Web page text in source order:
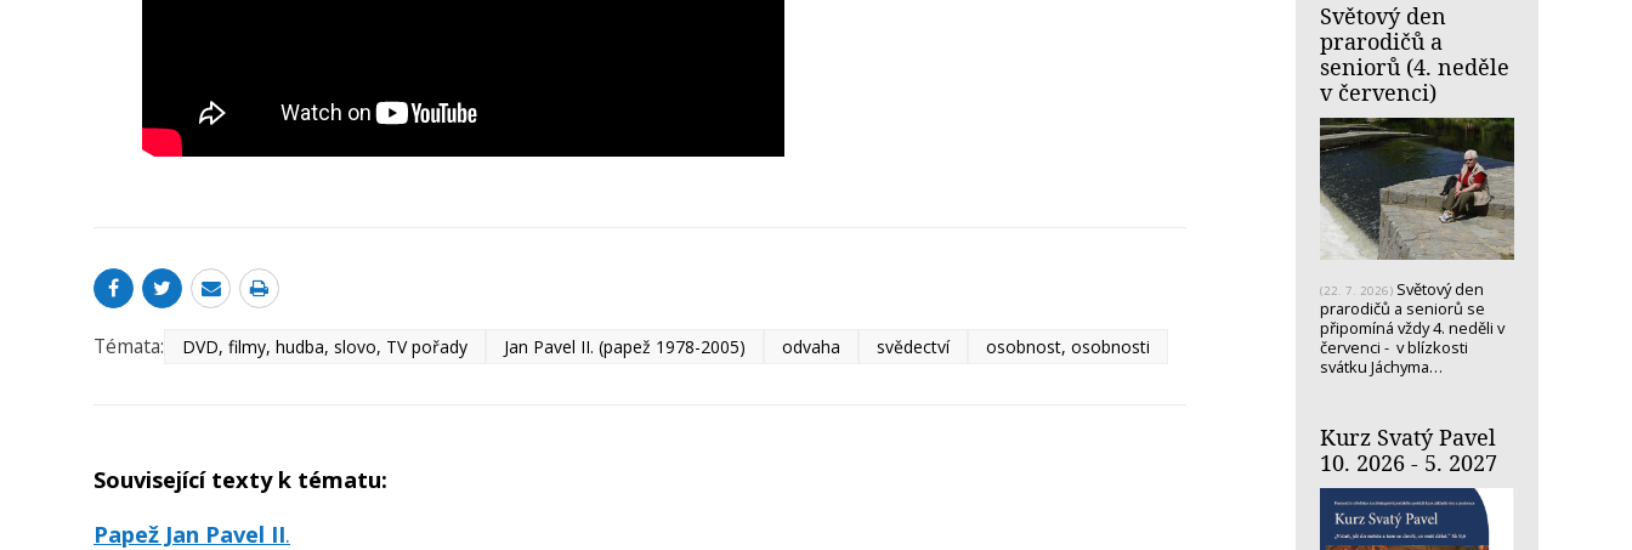
Témata: DVD, filmy, hudba, slovo, TV pořady Jan Pavel II. (papež 1978-2005) odvaha svědectví osobnost, osobnosti
Související texty k tématu:
Papež Jan Pavel II.
Světový den
prarodičů a
seniorů (4. neděle
v červenci)
(22. 7. 2026) Světový den
prarodičů a seniorů se
připomíná vždy 4. neděli v
červenci - v blízkosti
svátku Jáchyma…
Kurz Svatý Pavel
10. 2026 - 5. 2027